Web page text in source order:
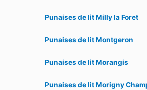
Punaises de lit Milly la Foret
Punaises de lit Montgeron
Punaises de lit Morangis
Punaises de lit Morigny